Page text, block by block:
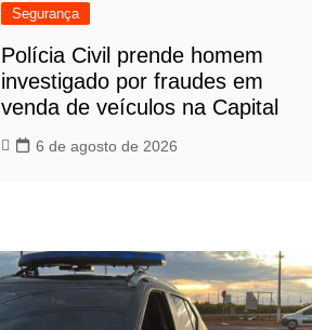
Segurança
Polícia Civil prende homem
investigado por fraudes em
venda de veículos na Capital
6 de agosto de 2026